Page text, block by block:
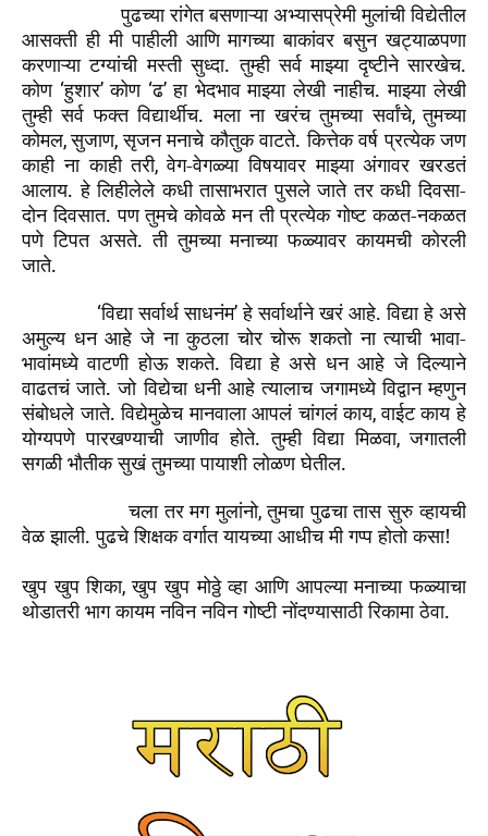
पुढच्या रांगेत बसणाऱ्या अभ्यासप्रेमी मुलांची विद्येतील
आसक्ती ही मी पाहीली आणि मागच्या बाकांवर बसुन खट्याळपणा
करणाऱ्या टग्यांची मस्ती सुध्दा. तुम्ही सर्व माझ्या दृष्टीने सारखेच.
कोण ‘हुशार’कोण ‘ढ’हा भेदभाव माझ्या लेखी नाहीच. माझ्या लेखी
तुम्ही सर्व फक्त विद्यार्थीच. मला ना खरंच तुमच्या सर्वांचे,तुमच्या
कोमल,सुजाण,सृजन मनाचे कौतुक वाटते. कित्तेक वर्ष प्रत्येक जण
काही ना काही तरी,वेग-वेगळ्या विषयावर माझ्या अंगावर खरडतं
आलाय. हे लिहीलेले कधी तासाभरात पुसले जाते तर कधी दिवसा-
दोन दिवसात. पण तुमचे कोवळे मन ती प्रत्येक गोष्ट कळत-नकळत
पणे टिपत असते. ती तुमच्या मनाच्या फळ्यावर कायमची कोरली
जाते.
‘विद्या सर्वार्थ साधनंम’हे सर्वार्थाने खरं आहे. विद्या हे असे
अमुल्य धन आहे जे ना कुठला चोर चोरू शकतो ना त्याची भावा-
भावांमध्ये वाटणी होऊ शकते. विद्या हे असे धन आहे जे दिल्याने
वाढतचं जाते. जो विद्येचा धनी आहे त्यालाच जगामध्ये विद्वान म्हणुन
संबोधले जाते. विद्येमुळेच मानवाला आपलं चांगलं काय,वाईट काय हे
योग्यपणे पारखण्याची जाणीव होते. तुम्ही विद्या मिळवा,जगातली
सगळी भौतीक सुखं तुमच्या पायाशी लोळण घेतील.
चला तर मग मुलांनो,तुमचा पुढचा तास सुरु व्हायची
वेळ झाली. पुढचे शिक्षक वर्गात यायच्या आधीच मी गप्प होतो कसा!
खुप खुप शिका,खुप खुप मोठ्ठे व्हा आणि आपल्या मनाच्या फळ्याचा
थोडातरी भाग कायम नविन नविन गोष्टी नोंदण्यासाठी रिकामा ठेवा.